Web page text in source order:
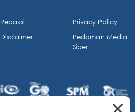
Redaksi
Disclaimer
Privacy Policy
Pedoman Media
Siber